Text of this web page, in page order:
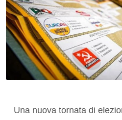
Una nuova tornata di